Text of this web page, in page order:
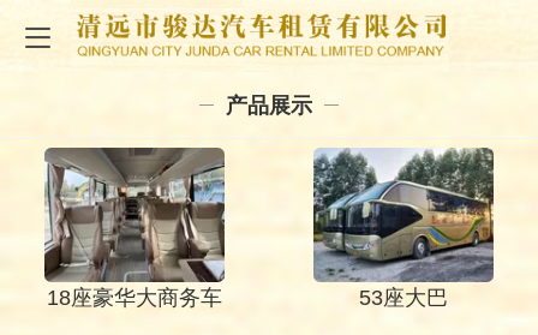
产品展示
18座豪华大商务车 53座大巴